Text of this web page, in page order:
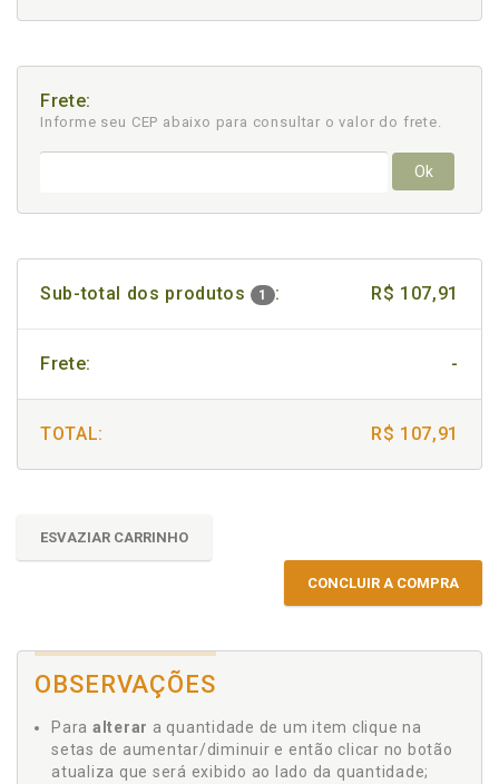
Frete:
Informe seu CEP abaixo para consultar o valor do frete.
Ok
Sub-total dos produtos 1 : R$ 107,91
Frete: -
TOTAL: R$ 107,91
ESVAZIAR CARRINHO
CONCLUIR A COMPRA
OBSERVAÇÕES
Para alterar a quantidade de um item clique na
setas de aumentar/diminuir e então clicar no botão
atualiza que será exibido ao lado da quantidade;